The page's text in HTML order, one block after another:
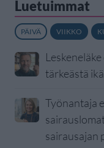
Luetuimmat
PÄIVÄ VIIKKO
tärkeästä
Työnantaja
sairausajan